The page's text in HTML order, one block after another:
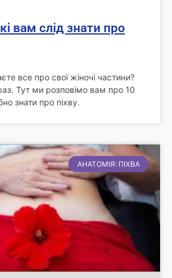
вам слід знати про
все про свої жіночі частини?
Тут ми розповімо вам про 10
знати про піхву.
АНАТОМІЯ: ПІХВА